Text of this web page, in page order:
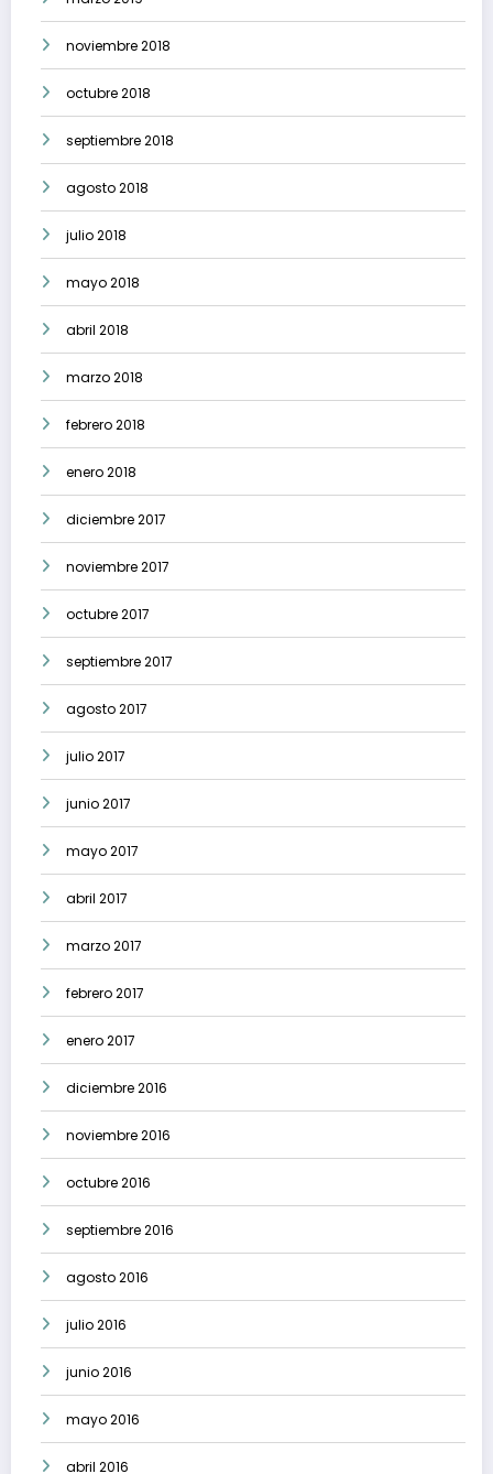
noviembre 2018
octubre 2018
septiembre 2018
agosto 2018
julio 2018
mayo 2018
abril 2018
marzo 2018
febrero 2018
enero 2018
diciembre 2017
noviembre 2017
octubre 2017
septiembre 2017
agosto 2017
julio 2017
junio 2017
mayo 2017
abril 2017
marzo 2017
febrero 2017
enero 2017
diciembre 2016
noviembre 2016
octubre 2016
septiembre 2016
agosto 2016
julio 2016
junio 2016
mayo 2016
abril 2016